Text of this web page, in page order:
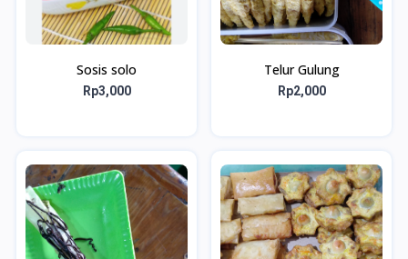
Sosis solo
Rp3,000
Telur Gulung
Rp2,000